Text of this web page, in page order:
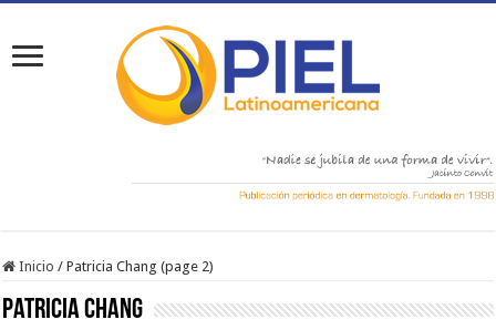
Inicio / Patricia Chang (page 2)
Patricia Chang